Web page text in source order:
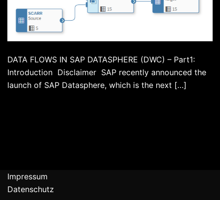
DATA FLOWS IN SAP DATASPHERE (DWC) – Part1:
Introduction Disclaimer SAP recently announced the
launch of SAP Datasphere, which is the next […]
Impressum
Datenschutz